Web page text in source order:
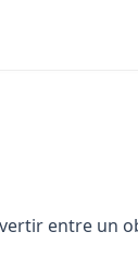
entre un